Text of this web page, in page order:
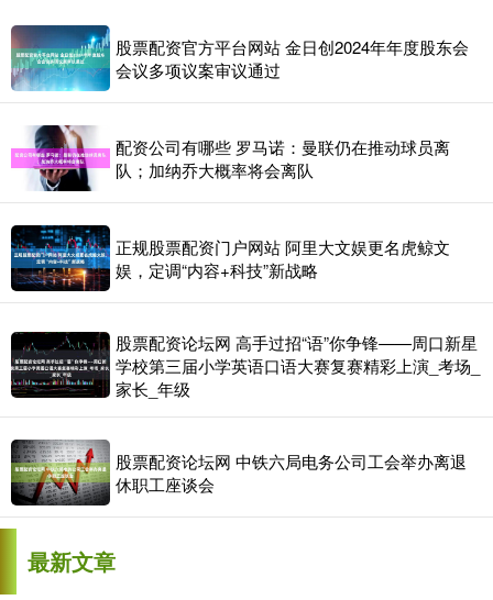
股票配资官方平台网站 金日创2024年年度股东会
会议多项议案审议通过
配资公司有哪些 罗马诺：曼联仍在推动球员离
队；加纳乔大概率将会离队
正规股票配资门户网站 阿里大文娱更名虎鲸文
娱，定调“内容+科技”新战略
股票配资论坛网 高手过招“语”你争锋——周口新星
学校第三届小学英语口语大赛复赛精彩上演_考场_
家长_年级
股票配资论坛网 中铁六局电务公司工会举办离退
休职工座谈会
最新文章